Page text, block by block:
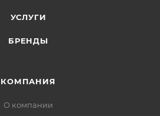
УСЛУГИ
БРЕНДЫ
КОМПАНИЯ
О компании